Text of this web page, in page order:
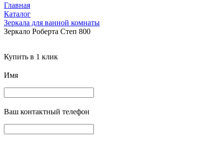
Главная
Каталог
Зеркала для ванной комнаты
Зеркало Роберта Степ 800
Купить в 1 клик
Имя
Ваш контактный телефон